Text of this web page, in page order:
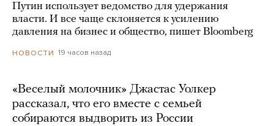
Путин использует ведомство для удержания
власти. И все чаще склоняется к усилению
давления на бизнес и общество, пишет Bloomberg
НОВОСТИ 19 часов назад
«Веселый молочник» Джастас Уолкер
рассказал, что его вместе с семьей
собираются выдворить из России